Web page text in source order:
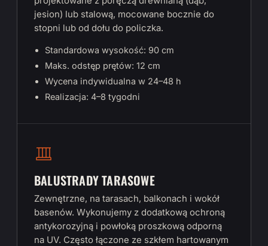
jesion) lub stalową, mocowane bocznie do
stopni lub od dołu do policzka.
Standardowa wysokość: 90 cm
Maks. odstęp prętów: 12 cm
Wycena indywidualna w 24–48 h
Realizacja: 4–8 tygodni
BALUSTRADY TARASOWE
Zewnętrzne, na tarasach, balkonach i wokół
basenów. Wykonujemy z dodatkową ochroną
antykorozyjną i powłoką proszkową odporną
na UV. Często łączone ze szkłem hartowanym